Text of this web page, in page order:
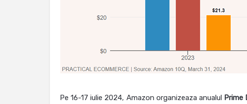
Pe 16-17 iulie 2024, Amazon organizeaza anualul Prime